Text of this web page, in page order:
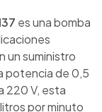
es una bomba
un suministro
potencia de 0,5
220 V, esta
por minuto